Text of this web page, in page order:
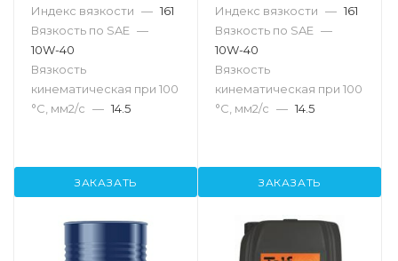
Индекс вязкости — 161
Вязкость по SAE —
10W-40
Вязкость
кинематическая при 100
°С, мм2/с — 14.5
ЗАКАЗАТЬ
Индекс вязкости — 161
Вязкость по SAE —
10W-40
Вязкость
кинематическая при 100
°С, мм2/с — 14.5
ЗАКАЗАТЬ